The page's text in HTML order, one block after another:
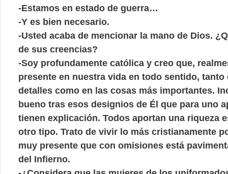
-Estamos en estado de guerra…
-Y es bien necesario.
-Usted acaba de mencionar la mano de Dios.
de sus creencias?
-Soy profundamente católica y creo que,
presente en nuestra vida en todo sentido, tanto
detalles como en las cosas más importantes.
bueno tras esos designios de Él que para uno
tienen explicación. Todos aportan una riqueza
otro tipo. Trato de vivir lo más cristianamente
muy presente que con omisiones está
del Infierno.